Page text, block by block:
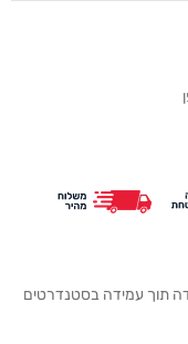
תוך עמידה בסטנדרטים